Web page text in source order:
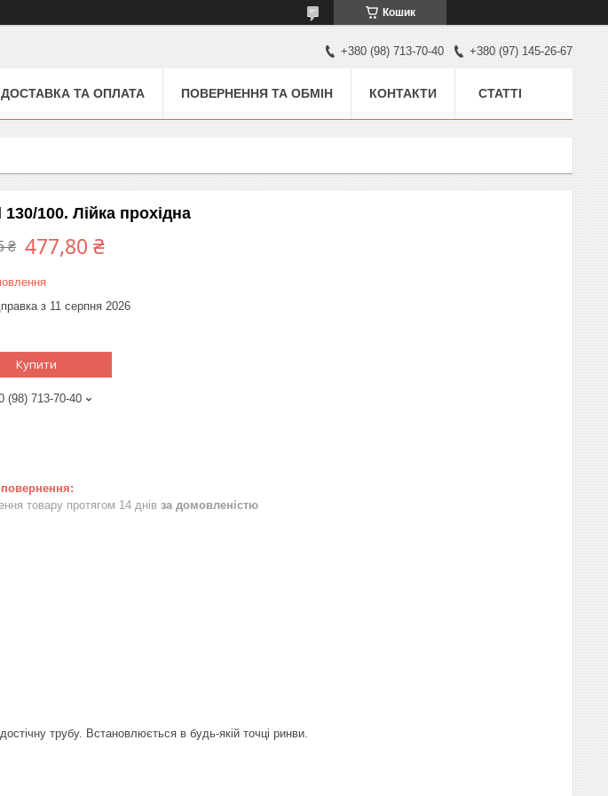
Кошик
+380 (98) 713-70-40 +380 (97) 145-26-67
ДОСТАВКА ТА ОПЛАТА ПОВЕРНЕННЯ ТА ОБМІН КОНТАКТИ СТАТТІ
100. Лійка прохідна
₴ 477,80 ₴
з 11 серпня 2026
Купити
(98) 713-70-40
товару протягом 14 днів за домовленістю
трубу. Встановлюється в будь-якій точці ринви.